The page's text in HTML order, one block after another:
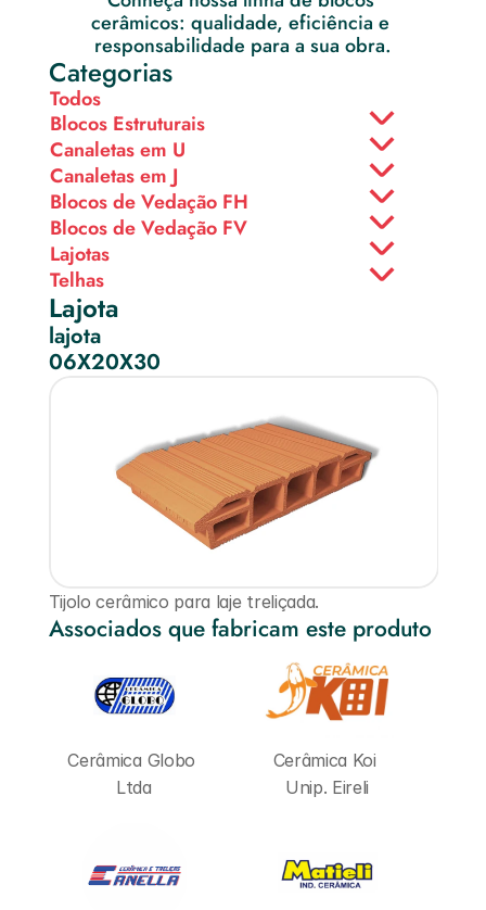
cerâmicos: qualidade, eficiência e
responsabilidade para a sua obra.
Categorias
Todos
Blocos Estruturais
Canaletas em U
Canaletas em J
Blocos de Vedação FH
Blocos de Vedação FV
Lajotas
Telhas
Lajota
lajota
06X20X30
Associados que fabricam este produto
Tijolo cerâmico para laje treliçada.
Cerâmica Globo
Ltda
Cerâmica Koi
Unip. Eireli